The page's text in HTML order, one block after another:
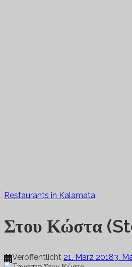
Restaurants in Kalamata
Στου Κώστα
Veröffentlicht 21. März 20183.